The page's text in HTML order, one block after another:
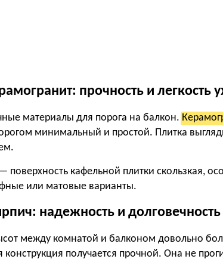
прочность и легкость
материалы для порога на балкон.
минимальный и простой. Плитка
поверхность кафельной плитки скользкая,
или матовые варианты.
надежность и долговечность
между комнатой и балконом довольно
конструкция получается прочной. Она не